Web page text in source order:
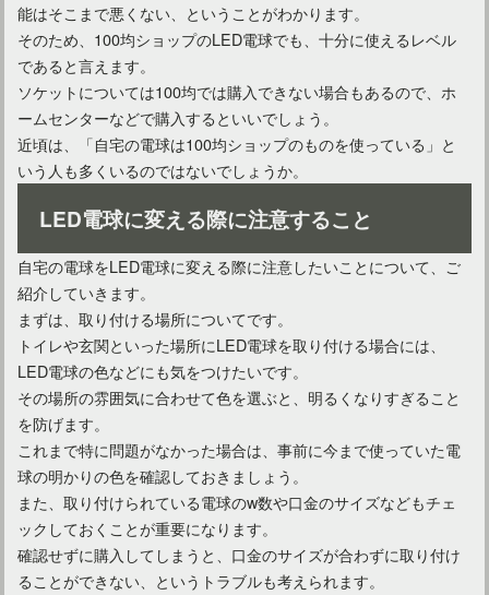
間接照明のライティング効果！LED使用のおしゃれな部屋作り
寝室の間接照明にはLEDがおすすめ！その理由や演出方法とは
能はそこまで悪くない、ということがわかります。
そのため、100均ショップのLED電球でも、十分に使えるレベル
であると言えます。
ソケットについては100均では購入できない場合もあるので、ホ
ームセンターなどで購入するといいでしょう。
近頃は、「自宅の電球は100均ショップのものを使っている」と
いう人も多くいるのではないでしょうか。
LED電球に変える際に注意すること
自宅の電球をLED電球に変える際に注意したいことについて、ご
紹介していきます。
まずは、取り付ける場所についてです。
トイレや玄関といった場所にLED電球を取り付ける場合には、
LED電球の色などにも気をつけたいです。
その場所の雰囲気に合わせて色を選ぶと、明るくなりすぎること
を防げます。
これまで特に問題がなかった場合は、事前に今まで使っていた電
球の明かりの色を確認しておきましょう。
また、取り付けられている電球のw数や口金のサイズなどもチェ
ックしておくことが重要になります。
確認せずに購入してしまうと、口金のサイズが合わずに取り付け
ることができない、というトラブルも考えられます。